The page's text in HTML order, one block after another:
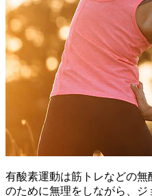
有酸素運動は筋トレなどの
のために無理をしながら、